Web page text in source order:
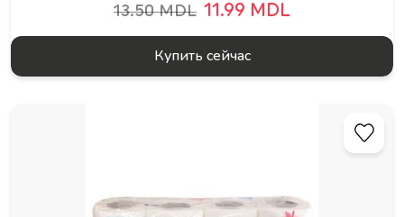
13.50 MDL 11.99 MDL
Купить сейчас